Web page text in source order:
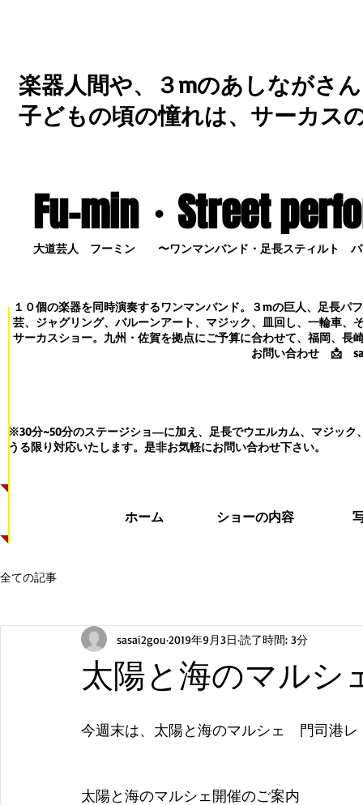
楽器人間や、３mのあしながさ
子どもの頃の憧れは、サーカス
Fu-min・Street
大道芸人 フーミン 〜ワンマンバンド・足長スティルト パ
１０個の楽器を同時演奏するワンマンバンド。３mの巨人、足長パ
芸、ジャグリング、バルーンアート、マジック、皿回し、一輪車、
サーカスショー。九州・佐賀を拠点にご予算に合わせて、福岡、長
お問い合わせ 📩
※30分~50分のステージショ―に加え、足長でウエルカム、マジック
うる限り対応いたします。 是非お気軽にお問い合わせ下さい。
ホーム ショーの内容
全ての記事
太陽と海のマル
sasai2gou 2019年9月3日 読了時間: 3分
今週末は、太陽と海のマルシェ　門司港
太陽と海のマルシェ開催のご案内